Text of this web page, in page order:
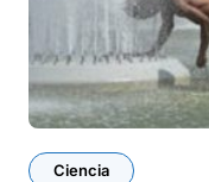
Ciencia